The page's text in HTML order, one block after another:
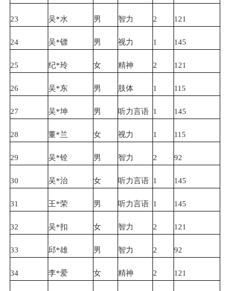
23 吴*水 男 智力 2 121
24 吴*镖 男 视力 1 145
25 纪*玲 女 精神 2 121
26 吴*东 男 肢体 1 115
27 吴*坤 男 听力言语 1 145
28 董*兰 女 视力 1 115
29 吴*铨 男 智力 2 92
30 吴*治 女 听力言语 1 145
31 王*荣 男 听力言语 1 145
32 吴*扣 女 智力 2 121
33 邱*雄 男 智力 2 92
34 李*爱 女 精神 2 121